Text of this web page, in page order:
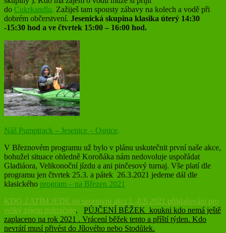
do Cukrkandlu. Zažiješ tam spousty zábavy na kolech a vodě při
dobrém občerstvení. Jesenická skupina klasika úterý 14:30
-15:30 hod a ve čtvrtek 15:00 – 16:00 hod.
Náš Pumptrack – Jesenice – Osnice.
V Březnovém programu už bylo v plánu uskutečnit první naše akce,
bohužel situace ohledně Koroňáka nám nedovoluje uspořádat
Gladiáora, Velikonoční jízdu a ani pinčesový turnaj. Vše platí dle
programu jen čtvrtek 25.3. a pátek 26.3.2021 jedeme dál dle
klasického program – na Březen 2021
KDO ZATÍM JEDE na sportovní akci 1.-8.8.2021 přihlašování pro
velký zájem pokračuje, PŮJČENÍ BĚŽEK koukni kdo nemá ještě
zaplaceno na rok 2021 . Vrácení běžek tento a příští týden. Kdo
nevrátí musí přivést do Jílového nebo Stodůlek.